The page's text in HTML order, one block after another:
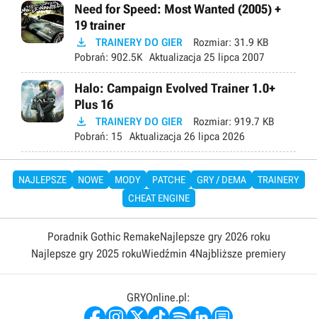
Need for Speed: Most Wanted (2005) +
19 trainer
 TRAINERY DO GIER Rozmiar: 31.9 KB
Pobrań: 902.5K Aktualizacja 25 lipca 2007
Halo: Campaign Evolved Trainer 1.0+
Plus 16
 TRAINERY DO GIER Rozmiar: 919.7 KB
Pobrań: 15 Aktualizacja 26 lipca 2026
NAJLEPSZE NOWE MODY PATCHE GRY / DEMA
TRAINERY
CHEAT ENGINE
Poradnik Gothic RemakeNajlepsze gry 2026 roku
Najlepsze gry 2025 rokuWiedźmin 4Najbliższe premiery
GRYOnline.pl: